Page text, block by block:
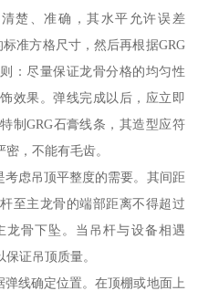
楚、准确，其水平允许误差
准方格尺寸，然后再根据GRG
：尽量保证龙骨分格的均匀性
效果。弹线完成以后，应立即
制GRG石膏线条，其造型应符
，不能有毛齿。
虑吊顶平整度的需要。其间距
至主龙骨的端部距离不得超过
龙骨下坠。当吊杆与设备相遇
证吊顶质量。
线确定位置。在顶棚或地面上